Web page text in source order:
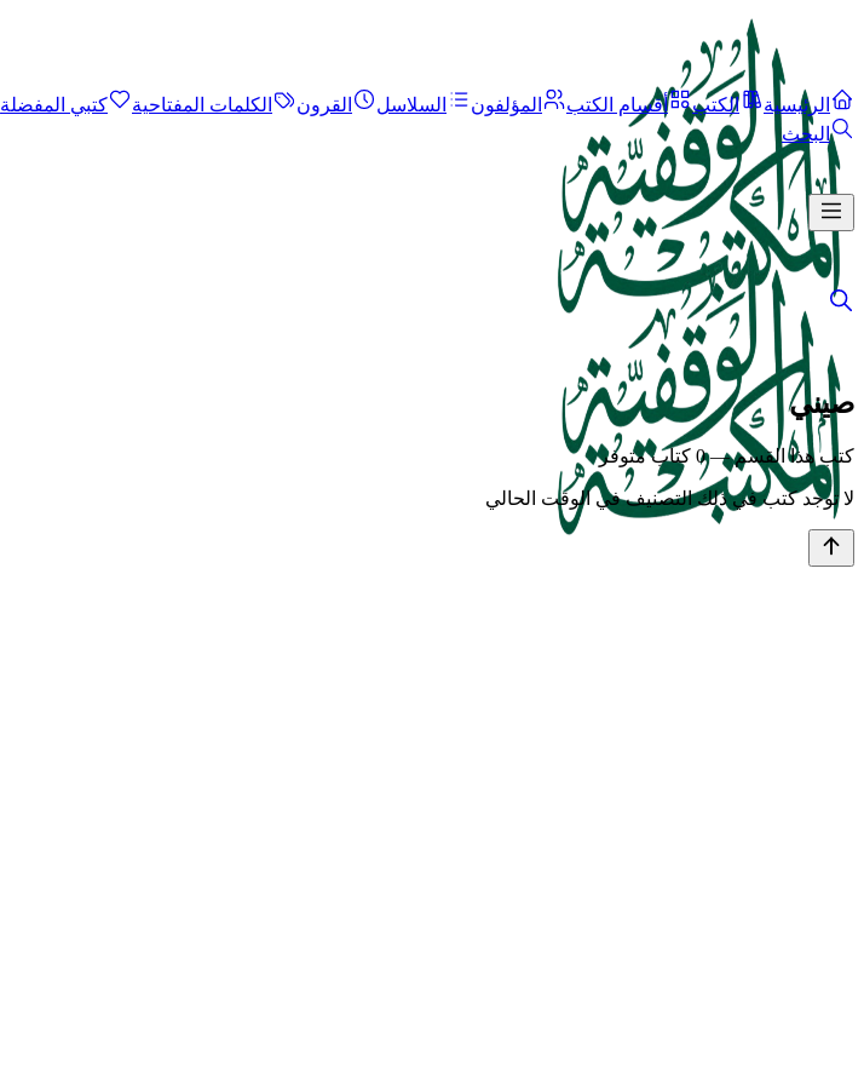
الرئيسية الكتب أقسام الكتب المؤلفون السلاسل القرون الكلمات المفتاحية
كتبي المفضلة
البحث
صيني
كتب هذا القسم — 0 كتاب متوفر
لا توجد كتب في ذلك التصنيف في الوقت الحالي